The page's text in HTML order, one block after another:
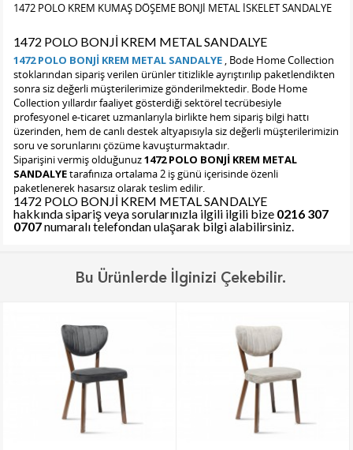
1472 POLO KREM KUMAŞ DÖŞEME BONJİ METAL İSKELET SANDALYE
1472 POLO BONJİ KREM METAL SANDALYE
1472 POLO BONJİ KREM METAL SANDALYE , Bode Home Collection
stoklarından sipariş verilen ürünler titizlikle ayrıştırılıp paketlendikten
sonra siz değerli müşterilerimize gönderilmektedir. Bode Home
Collection yıllardır faaliyet gösterdiği sektörel tecrübesiyle
profesyonel e-ticaret uzmanlarıyla birlikte hem sipariş bilgi hattı
üzerinden, hem de canlı destek altyapısıyla siz değerli müşterilerimizin
soru ve sorunlarını çözüme kavuşturmaktadır.
Siparişini vermiş olduğunuz1472 POLO BONJİ KREM METAL
SANDALYEtarafınıza ortalama 2 iş günü içerisinde özenli
paketlenerek hasarsız olarak teslim edilir.
1472 POLO BONJİ KREM METAL SANDALYE
hakkında sipariş veya sorularınızla ilgili ilgili bize 0216 307
0707numaralı telefondan ulaşarak bilgi alabilirsiniz.
Bu Ürünlerde İlginizi Çekebilir.